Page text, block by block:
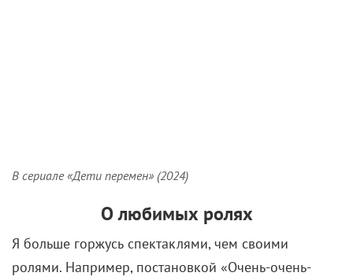
ролями. Например, постановкой «Очень-очень-
очень темная материя» поМартину МакДоне
впервые попробовал себя в роли соавтора. Вся
труппа болела спектаклем, и в результате